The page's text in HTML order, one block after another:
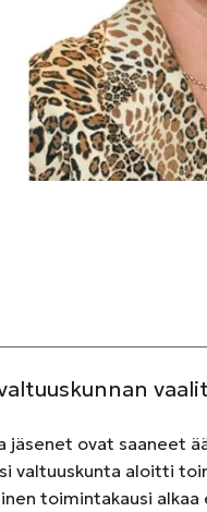
ovat saaneet
valtuuskunta aloitti
toimintakausi